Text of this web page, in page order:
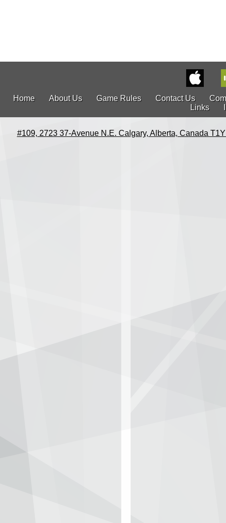
Home About Us Game Rules Contact Us
Links
#109, 2723 37-Avenue N.E. Calgary, Alberta, Canada